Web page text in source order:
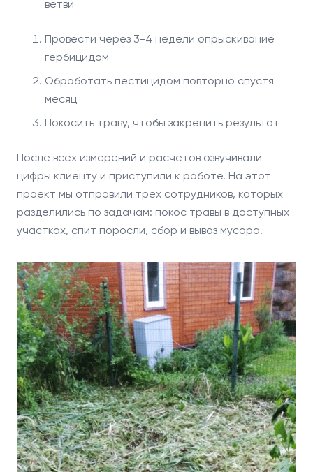
ветви
Провести через 3-4 недели опрыскивание
гербицидом
Обработать пестицидом повторно спустя
месяц
Покосить траву, чтобы закрепить результат
После всех измерений и расчетов озвучивали
цифры клиенту и приступили к работе. На этот
проект мы отправили трех сотрудников, которых
разделились по задачам: покос травы в доступных
участках, спит поросли, сбор и вывоз мусора.